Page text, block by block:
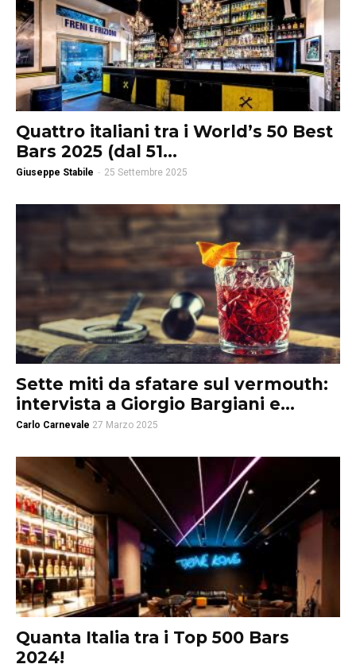
Quattro italiani tra i World’s 50 Best
Bars 2025 (dal 51...
Giuseppe Stabile - 25 Settembre 2025
Sette miti da sfatare sul vermouth:
intervista a Giorgio Bargiani e...
Carlo Carnevale 27 Marzo 2025
Quanta Italia tra i Top 500 Bars
2024!